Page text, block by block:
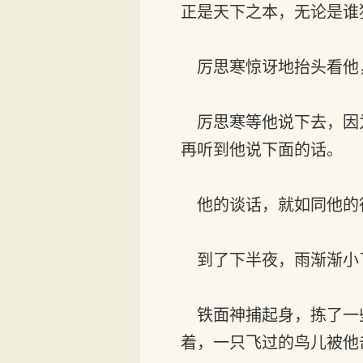
正是天下之本，无论是
厉思寒惊讶地抬头看他
厉思寒等他说下去，因
再听到他说下面的话。
他的谈话，就如同他的
到了下半夜，雨渐渐小
铁面神捕起身，拣了一
着，一只飞过的鸟儿被